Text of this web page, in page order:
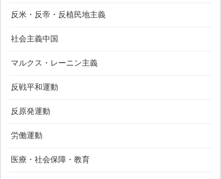
反米・反帝・反植民地主義
社会主義中国
マルクス・レーニン主義
反戦平和運動
反原発運動
労働運動
医療・社会保障・教育